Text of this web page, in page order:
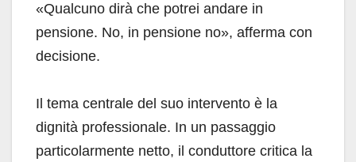
«Qualcuno dirà che potrei andare in
pensione. No, in pensione no», afferma con
decisione.
Il tema centrale del suo intervento è la
dignità professionale. In un passaggio
particolarmente netto, il conduttore critica la